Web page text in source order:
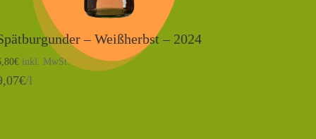
– Weißherbst – 2024
€ inkl. MwSt.
€/l